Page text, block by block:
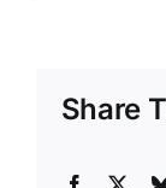
Share
Facebook